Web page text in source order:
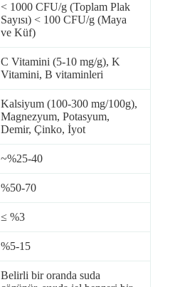
< 1000 CFU/g (Toplam Plak
Sayısı) < 100 CFU/g (Maya
ve Küf)
C Vitamini (5-10 mg/g), K
Vitamini, B vitaminleri
Kalsiyum (100-300 mg/100g),
Magnezyum, Potasyum,
Demir, Çinko, İyot
~%25-40
%50-70
≤ %3
%5-15
Belirli bir oranda suda